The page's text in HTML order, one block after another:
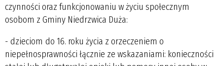
czynności oraz funkcjonowaniu w życiu społecznym
osobom z Gminy Niedrzwica Duża:
- dzieciom do 16. roku życia z orzeczeniem o
niepełnosprawności łącznie ze wskazaniami: konieczności